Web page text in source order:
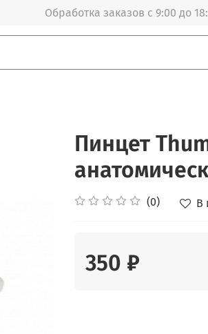
Обработка заказов с 9:00 до
Пинцет
(0) В
350 ₽